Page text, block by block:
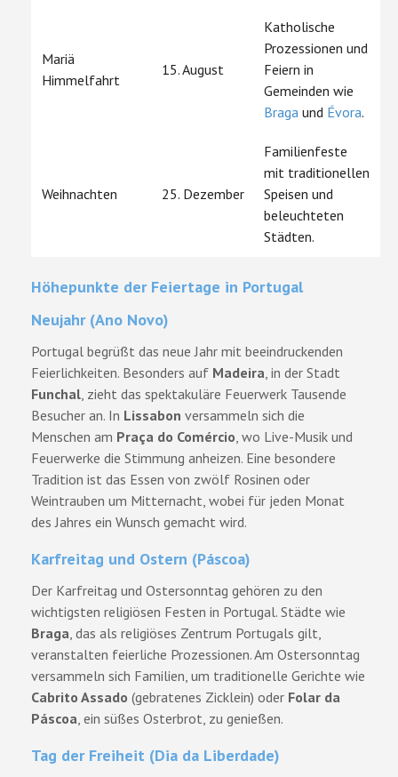
Mariä
Himmelfahrt
15. August
Katholische
Prozessionen und
Feiern in
Gemeinden wie
Braga und Évora.
Weihnachten 25. Dezember
Familienfeste
mit traditionellen
Speisen und
beleuchteten
Städten.
Höhepunkte der Feiertage in Portugal
Neujahr (Ano Novo)
Portugal begrüßt das neue Jahr mit beeindruckenden
Feierlichkeiten. Besonders auf Madeira, in der Stadt
Funchal, zieht das spektakuläre Feuerwerk Tausende
Besucher an. In Lissabon versammeln sich die
Menschen am Praça do Comércio, wo Live-Musik und
Feuerwerke die Stimmung anheizen. Eine besondere
Tradition ist das Essen von zwölf Rosinen oder
Weintrauben um Mitternacht, wobei für jeden Monat
des Jahres ein Wunsch gemacht wird.
Karfreitag und Ostern (Páscoa)
Der Karfreitag und Ostersonntag gehören zu den
wichtigsten religiösen Festen in Portugal. Städte wie
Braga, das als religiöses Zentrum Portugals gilt,
veranstalten feierliche Prozessionen. Am Ostersonntag
versammeln sich Familien, um traditionelle Gerichte wie
Cabrito Assado (gebratenes Zicklein) oder Folar da
Páscoa, ein süßes Osterbrot, zu genießen.
Tag der Freiheit (Dia da Liberdade)